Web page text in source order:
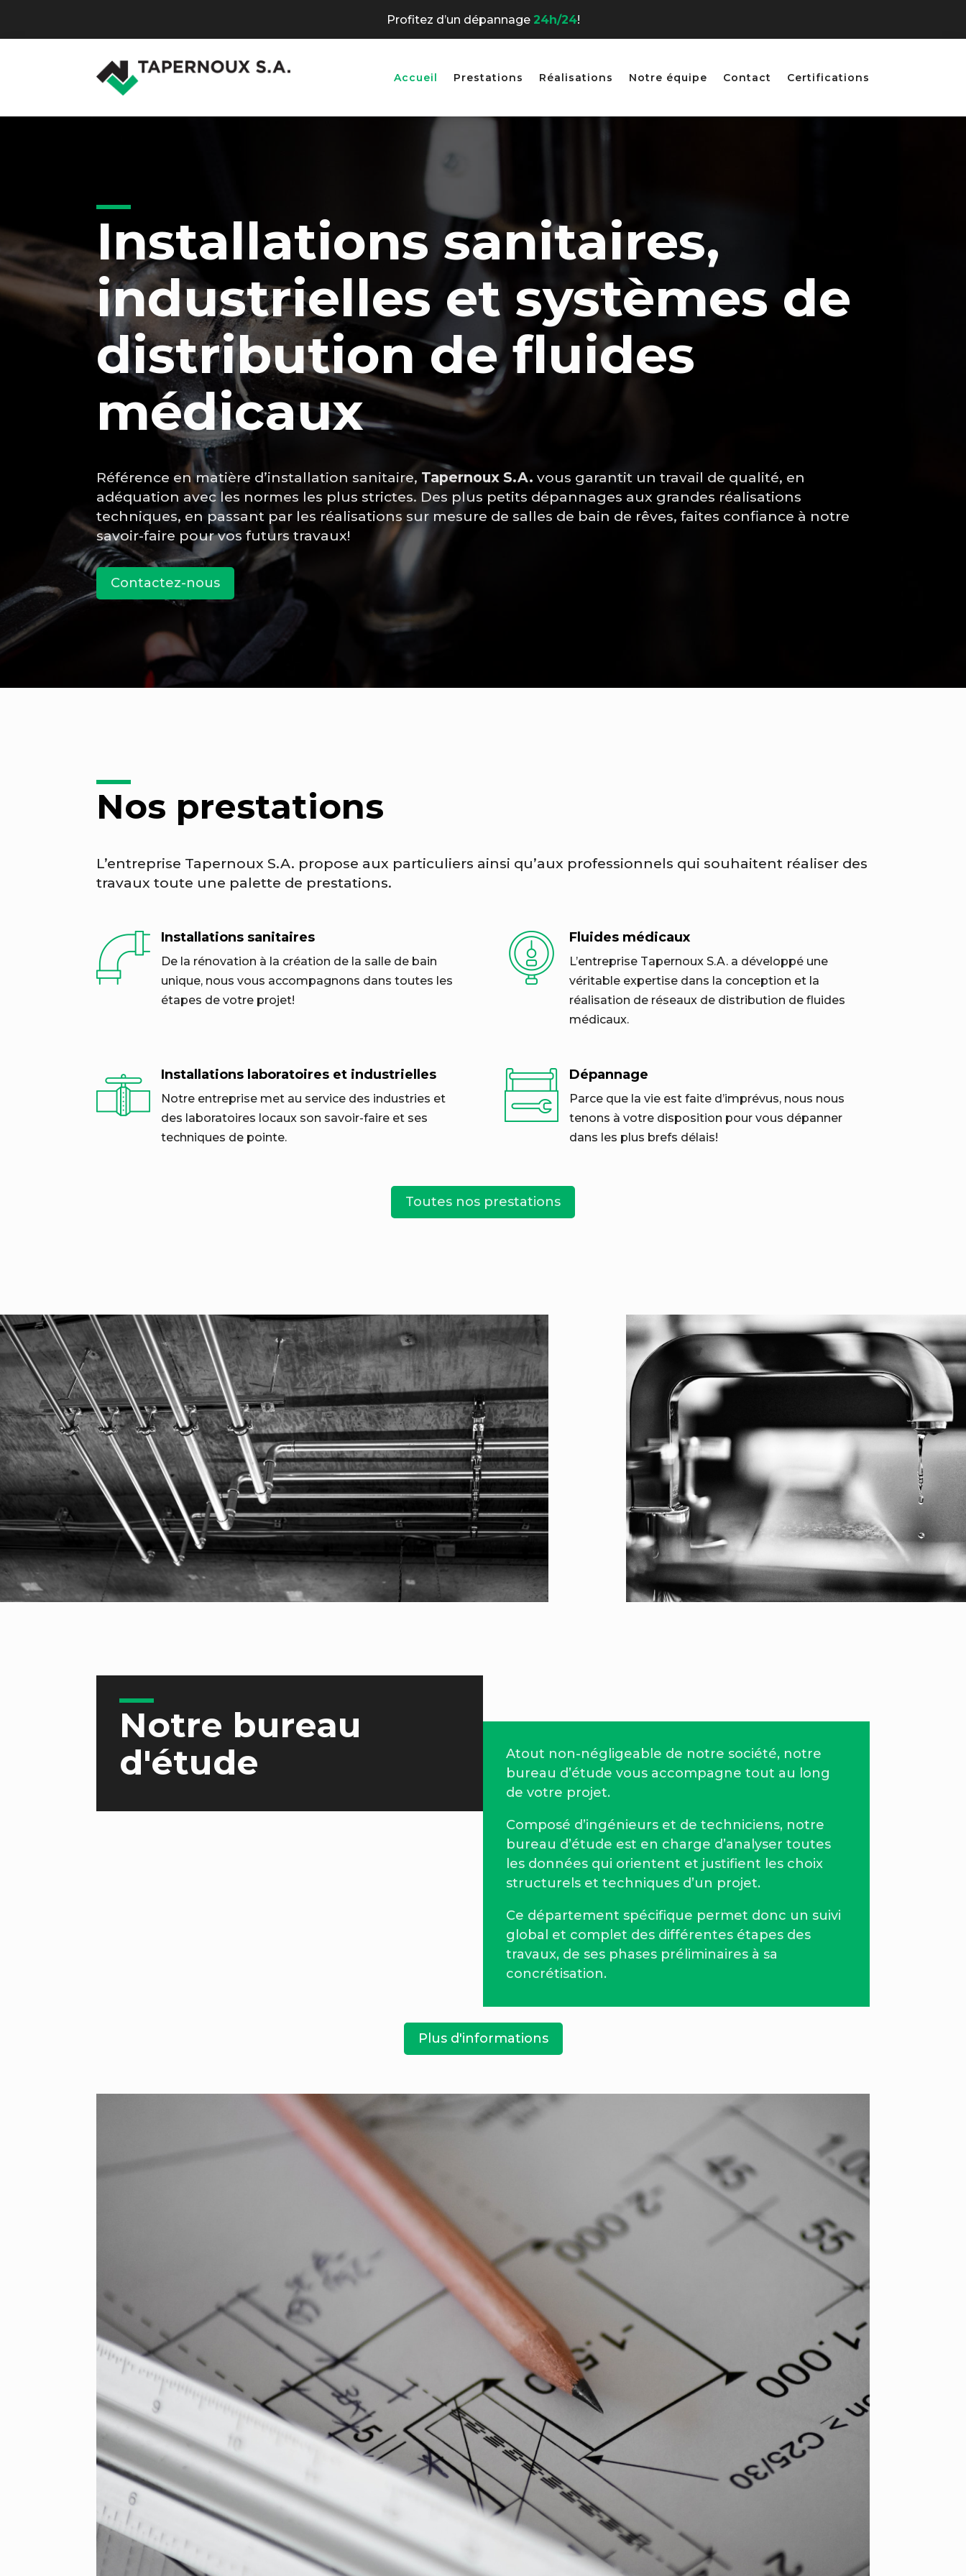
Profitez d’un dépannage 24h/24!
Accueil Prestations Réalisations Notre équipe Contact Certifications
Installations sanitaires,
industrielles et systèmes de
distribution de fluides
médicaux
Référence en matière d’installation sanitaire, Tapernoux S.A. vous garantit un travail de qualité, en
adéquation avec les normes les plus strictes. Des plus petits dépannages aux grandes réalisations
techniques, en passant par les réalisations sur mesure de salles de bain de rêves, faites confiance à notre
savoir-faire pour vos futurs travaux!
Contactez-nous
Nos prestations
L’entreprise Tapernoux S.A. propose aux particuliers ainsi qu’aux professionnels qui souhaitent réaliser des
travaux toute une palette de prestations.
Installations sanitaires
De la rénovation à la création de la salle de bain
unique, nous vous accompagnons dans toutes les
étapes de votre projet!
Fluides médicaux
L’entreprise Tapernoux S.A. a développé une
véritable expertise dans la conception et la
réalisation de réseaux de distribution de fluides
médicaux.
Installations laboratoires et industrielles
Notre entreprise met au service des industries et
des laboratoires locaux son savoir-faire et ses
techniques de pointe.
Dépannage
Parce que la vie est faite d’imprévus, nous nous
tenons à votre disposition pour vous dépanner
dans les plus brefs délais!
Toutes nos prestations
Notre bureau
d'étude
Atout non-négligeable de notre société, notre
bureau d’étude vous accompagne tout au long
de votre projet.
Composé d’ingénieurs et de techniciens, notre
bureau d’étude est en charge d’analyser toutes
les données qui orientent et justifient les choix
structurels et techniques d’un projet.
Ce département spécifique permet donc un suivi
global et complet des différentes étapes des
travaux, de ses phases préliminaires à sa
concrétisation.
Plus d'informations